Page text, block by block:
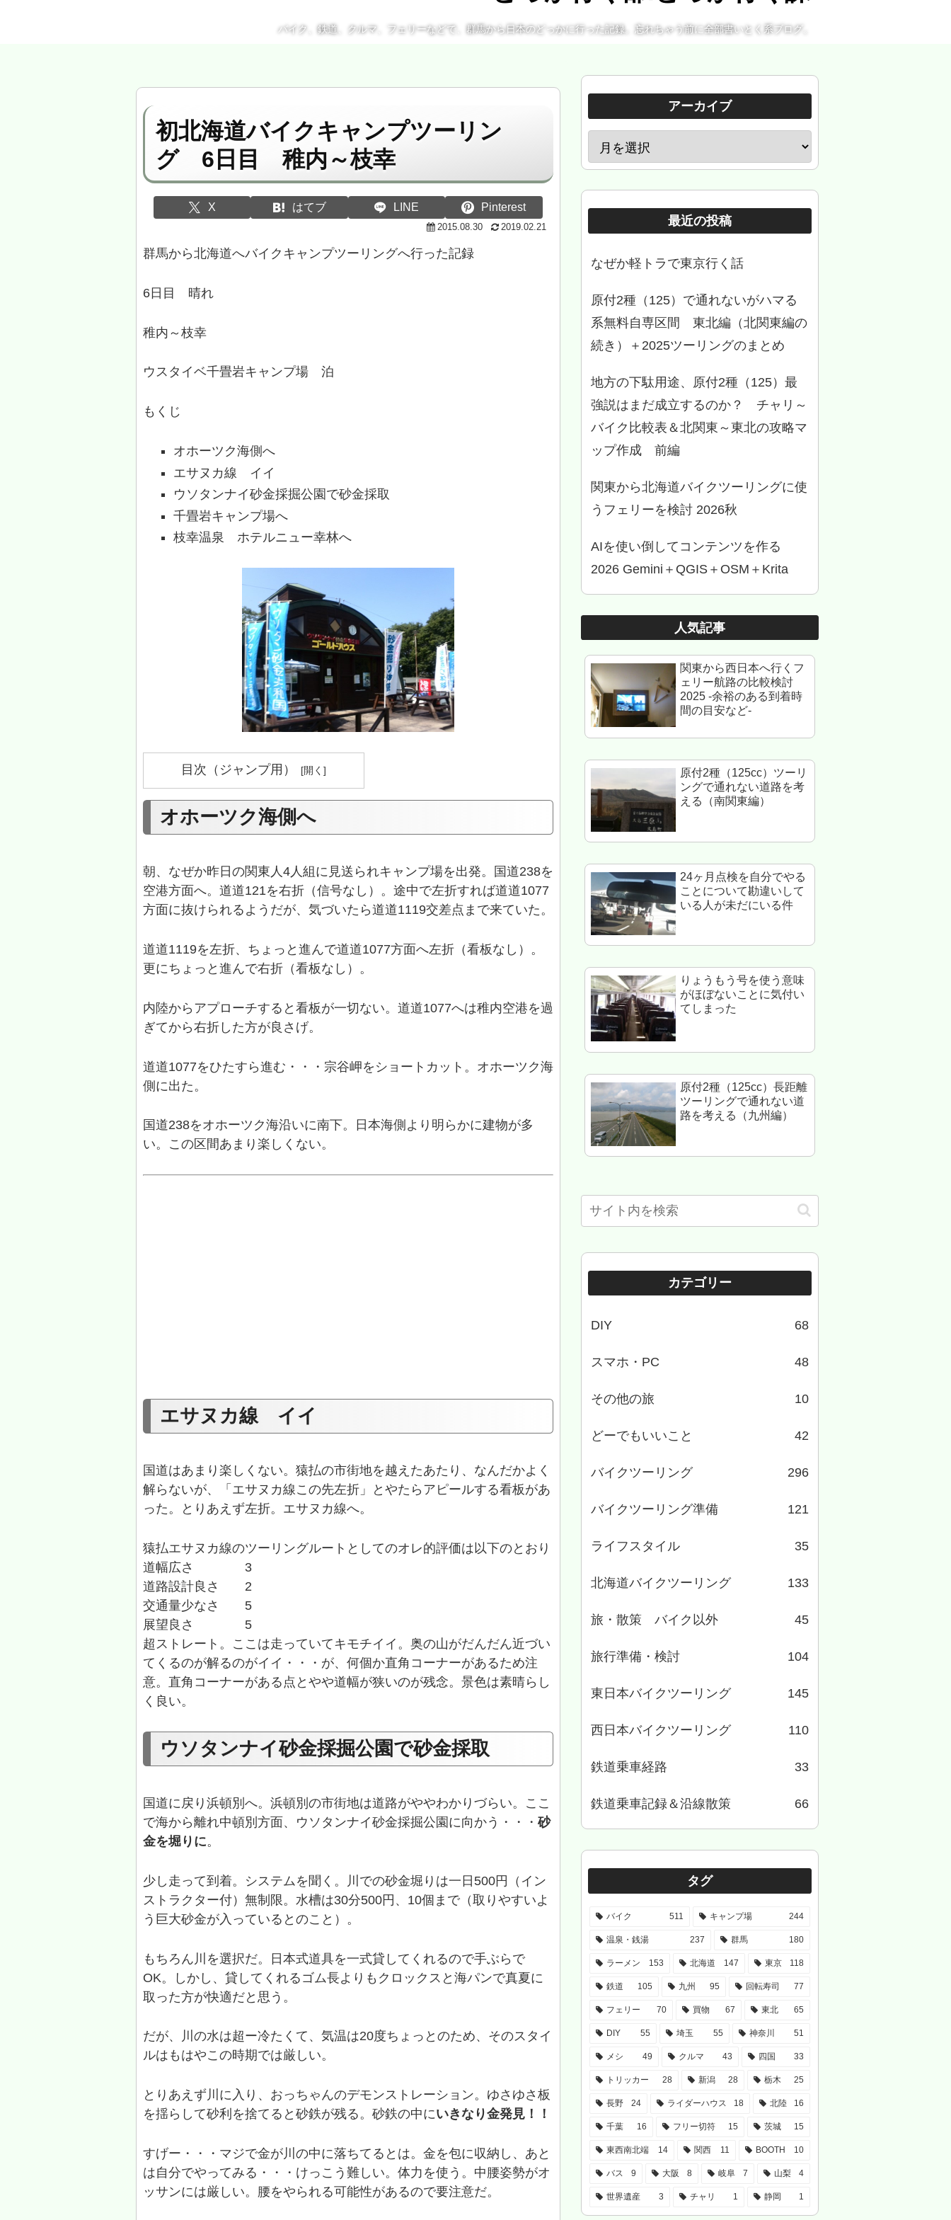
バイク、鉄道、クルマ、フェリーなどで、群馬から日本のどっかに行った記録。忘れちゃう前に全部書いとく系ブログ。
初北海道バイクキャンプツーリン
グ 6日目 稚内～枝幸
X はてブ LINE Pinterest
2015.08.30 2019.02.21
群馬から北海道へバイクキャンプツーリングへ行った記録
6日目 晴れ
稚内～枝幸
ウスタイベ千畳岩キャンプ場 泊
もくじ
オホーツク海側へ
エサヌカ線 イイ
ウソタンナイ砂金採掘公園で砂金採取
千畳岩キャンプ場へ
枝幸温泉 ホテルニュー幸林へ
目次（ジャンプ用）
オホーツク海側へ
朝、なぜか昨日の関東人4人組に見送られキャンプ場を出発。国道238を
空港方面へ。道道121を右折（信号なし）。途中で左折すれば道道1077
方面に抜けられるようだが、気づいたら道道1119交差点まで来ていた。
道道1119を左折、ちょっと進んで道道1077方面へ左折（看板なし）。
更にちょっと進んで右折（看板なし）。
内陸からアプローチすると看板が一切ない。道道1077へは稚内空港を過
ぎてから右折した方が良さげ。
道道1077をひたすら進む・・・宗谷岬をショートカット。オホーツク海
側に出た。
国道238をオホーツク海沿いに南下。日本海側より明らかに建物が多
い。この区間あまり楽しくない。
エサヌカ線 イイ
国道はあまり楽しくない。猿払の市街地を越えたあたり、なんだかよく
解らないが、「エサヌカ線この先左折」とやたらアピールする看板があ
った。とりあえず左折。エサヌカ線へ。
猿払エサヌカ線のツーリングルートとしてのオレ的評価は以下のとおり
道幅広さ 3
道路設計良さ 2
交通量少なさ 5
展望良さ 5
超ストレート。ここは走っていてキモチイイ。奥の山がだんだん近づい
てくるのが解るのがイイ・・・が、何個か直角コーナーがあるため注
意。直角コーナーがある点とやや道幅が狭いのが残念。景色は素晴らし
く良い。
ウソタンナイ砂金採掘公園で砂金採取
国道に戻り浜頓別へ。浜頓別の市街地は道路がややわかりづらい。ここ
で海から離れ中頓別方面、ウソタンナイ砂金採掘公園に向かう・・・砂
金を堀りに。
少し走って到着。システムを聞く。川での砂金堀りは一日500円（イン
ストラクター付）無制限。水槽は30分500円、10個まで（取りやすいよ
う巨大砂金が入っているとのこと）。
もちろん川を選択だ。日本式道具を一式貸してくれるので手ぶらで
OK。しかし、貸してくれるゴム長よりもクロックスと海パンで真夏に
取った方が快適だと思う。
だが、川の水は超ー冷たくて、気温は20度ちょっとのため、そのスタイ
ルはもはやこの時期では厳しい。
とりあえず川に入り、おっちゃんのデモンストレーション。ゆさゆさ板
を揺らして砂利を捨てると砂鉄が残る。砂鉄の中にいきなり金発見！！
すげー・・・マジで金が川の中に落ちてるとは。金を包に収納し、あと
は自分でやってみる・・・けっこう難しい。体力を使う。中腰姿勢がオ
ッサンには厳しい。腰をやられる可能性があるので要注意だ。
アーカイブ
最近の投稿
なぜか軽トラで東京行く話
原付2種（125）で通れないがハマる
系無料自専区間 東北編（北関東編の
続き）＋2025ツーリングのまとめ
地方の下駄用途、原付2種（125）最
強説はまだ成立するのか？ チャリ～
バイク比較表＆北関東～東北の攻略マ
ップ作成 前編
関東から北海道バイクツーリングに使
うフェリーを検討 2026秋
AIを使い倒してコンテンツを作る
2026 Gemini＋QGIS＋OSM＋Krita
人気記事
関東から西日本へ行くフ
ェリー航路の比較検討
2025 -余裕のある到着時
間の目安など-
原付2種（125cc）ツーリ
ングで通れない道路を考
える（南関東編）
24ヶ月点検を自分でやる
ことについて勘違いして
いる人が未だにいる件
りょうもう号を使う意味
がほぼないことに気付い
てしまった
原付2種（125cc）長距離
ツーリングで通れない道
路を考える（九州編）
カテゴリー
DIY 68
スマホ・PC 48
その他の旅 10
どーでもいいこと 42
バイクツーリング 296
バイクツーリング準備 121
ライフスタイル 35
北海道バイクツーリング 133
旅・散策 バイク以外 45
旅行準備・検討 104
東日本バイクツーリング 145
西日本バイクツーリング 110
鉄道乗車経路 33
鉄道乗車記録＆沿線散策 66
タグ
バイク 511 キャンプ場 244
温泉・銭湯 237 群馬 180
ラーメン 153 北海道 147 東京 118
鉄道 105 九州 95 回転寿司 77
フェリー 70 買物 67 東北 65
DIY 55 埼玉 55 神奈川 51
メシ 49 クルマ 43 四国 33
トリッカー 28 新潟 28 栃木 25
長野 24 ライダーハウス 18 北陸 16
千葉 16 フリー切符 15 茨城 15
東西南北端 14 関西 11 BOOTH 10
バス 9 大阪 8 岐阜 7 山梨 4
世界遺産 3 チャリ 1 静岡 1